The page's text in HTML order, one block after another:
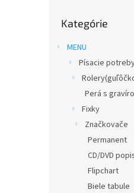
kategórie
Kategórie
MENU
Písacie
Perá s
Fixky
Značkovače
Permanent
CD/DVD
Flipchart
Biele tabule